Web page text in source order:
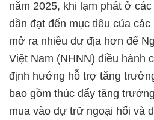
năm 2025, khi lạm phát ở
dần đạt đến mục tiêu của
mở ra nhiều dư địa hơn để
Việt Nam (NHNN) điều hành
định hướng hỗ trợ tăng
bao gồm thúc đẩy tăng
mua vào dự trữ ngoại hối và